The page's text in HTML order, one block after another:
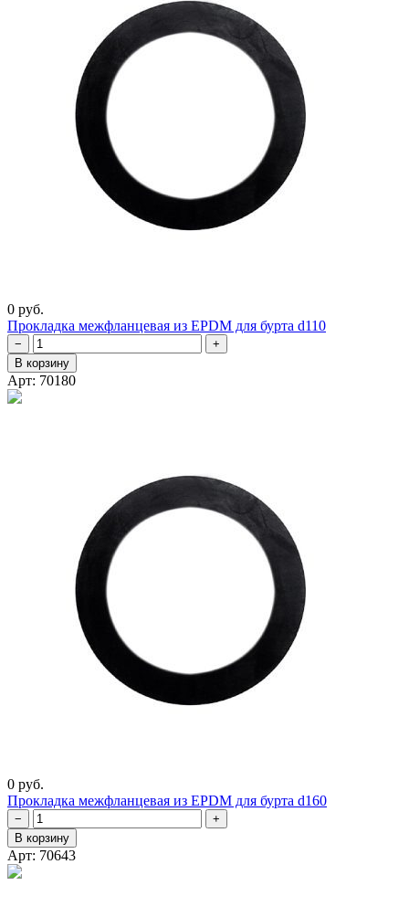
0 руб.
Прокладка межфланцевая из EPDM для бурта d110
−
+
В корзину
Арт: 70180
0 руб.
Прокладка межфланцевая из EPDM для бурта d160
−
+
В корзину
Арт: 70643